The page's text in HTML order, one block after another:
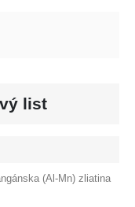
list
(Al-Mn) zliatina